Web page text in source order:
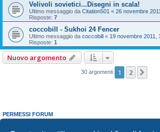
Velivoli sovietici...Disegni in scala!
Ultimo messaggio da Citation501 « 26 novembre
Risposte: 7
coccobill - Sukhoi 24 Fencer
Ultimo messaggio da coccobill « 19 novembre 2011,
Risposte: 1
Nuovo argomento
30 argomenti 1 2
PERMESSI FORUM